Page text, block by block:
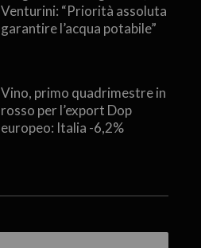
Venturini: “Priorità assoluta
garantire l’acqua potabile”
Vino, primo quadrimestre in
rosso per l’export Dop
europeo: Italia -6,2%